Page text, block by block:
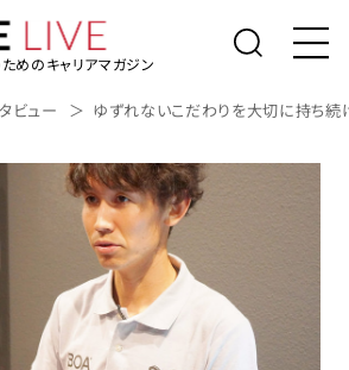
めのキャリアマガジン
ビュー ゆずれないこだわりを大切に持ち続
就活
ートの転職
生の勝利投手になるため
ブについて